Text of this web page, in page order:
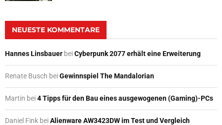
NEUESTE KOMMENTARE
Hannes Linsbauer beiCyberpunk 2077 erhält eine Erweiterung
Renate Busch beiGewinnspiel The Mandalorian
Martin bei4 Tipps für den Bau eines ausgewogenen (Gaming)-PCs
Daniel Fink beiAlienware AW3423DW im Test und Vergleich